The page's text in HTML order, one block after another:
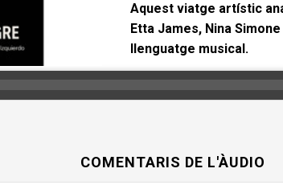
Aquest viatge artístic
Etta James, Nina
llenguatge musical.
COMENTARIS DE L'ÀUDIO